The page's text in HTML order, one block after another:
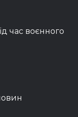
час воєнного